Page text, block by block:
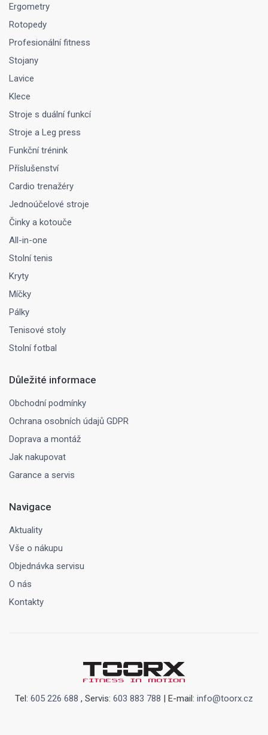
Ergometry
Rotopedy
Profesionální fitness
Stojany
Lavice
Klece
Stroje s duální funkcí
Stroje a Leg press
Funkční trénink
Příslušenství
Cardio trenažéry
Jednoúčelové stroje
Činky a kotouče
All-in-one
Stolní tenis
Kryty
Míčky
Pálky
Tenisové stoly
Stolní fotbal
Důležité informace
Obchodní podmínky
Ochrana osobních údajů GDPR
Doprava a montáž
Jak nakupovat
Garance a servis
Navigace
Aktuality
Vše o nákupu
Objednávka servisu
O nás
Kontakty
Tel: 605 226 688 , Servis: 603 883 788 | E-mail: info@toorx.cz